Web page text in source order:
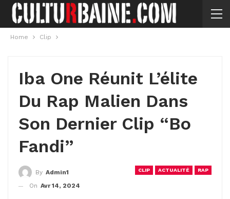
Home Clip
Iba One Réunit L’élite
Du Rap Malien Dans
Son Dernier Clip “Bo
Fandi”
CLIP ACTUALITÉ RAP
By Admin1
On Avr 14, 2024